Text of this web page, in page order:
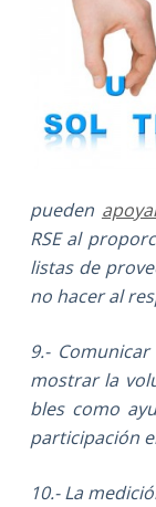
pueden
RSE al
listas de
no hacer al
9.-
mostrar la
bles como
participación
10.- La